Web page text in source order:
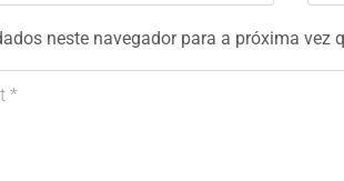
neste navegador para a próxima vez